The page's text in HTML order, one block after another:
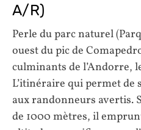
A/R)
Perle du parc naturel
ouest du pic de
culminants de l’Andorre,
L’itinéraire qui permet de
aux randonneurs avertis.
de 1000 mètres, il